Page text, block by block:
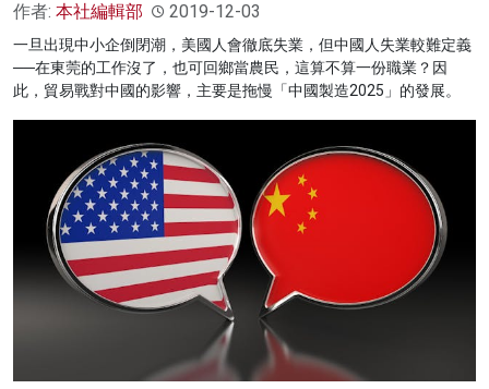
作者: 本社編輯部 2019-12-03
一旦出現中小企倒閉潮，美國人會徹底失業，但中國人失業較難定義
──在東莞的工作沒了，也可回鄉當農民，這算不算一份職業？因
此，貿易戰對中國的影響，主要是拖慢「中國製造2025」的發展。